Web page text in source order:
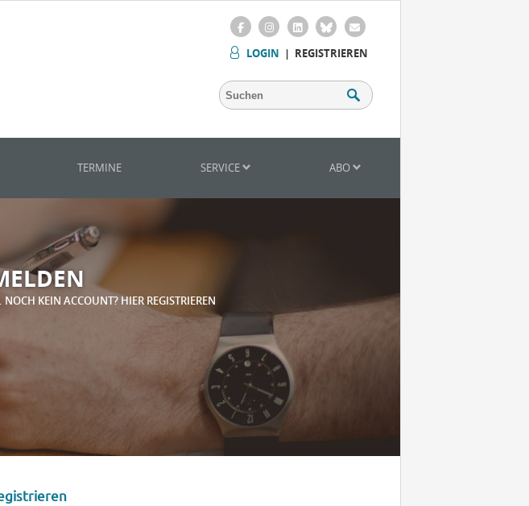
LOGIN | REGISTRIEREN
TERMINE SERVICE ABO
KEIN ACCOUNT? HIER REGISTRIEREN